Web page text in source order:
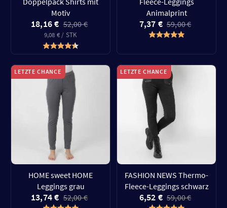
Motiv
18,16 € 52,00 €
9,08 € / STK
Animalprint
7,37 € 59,00 €
LETZTE CHANCE
HOME sweet HOME
Leggings grau
13,74 € 52,00 €
LETZTE CHANCE
FASHION NEWS Thermo-
Fleece-Leggings schwarz
6,52 € 59,00 €